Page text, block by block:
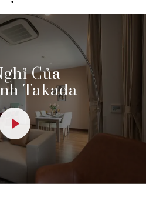
Của
Takada